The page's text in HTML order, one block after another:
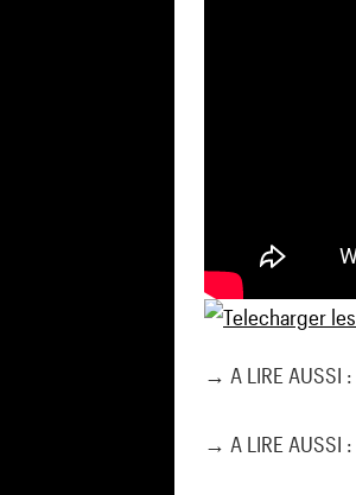
→ A LIRE AUSSI :
→ A LIRE AUSSI :